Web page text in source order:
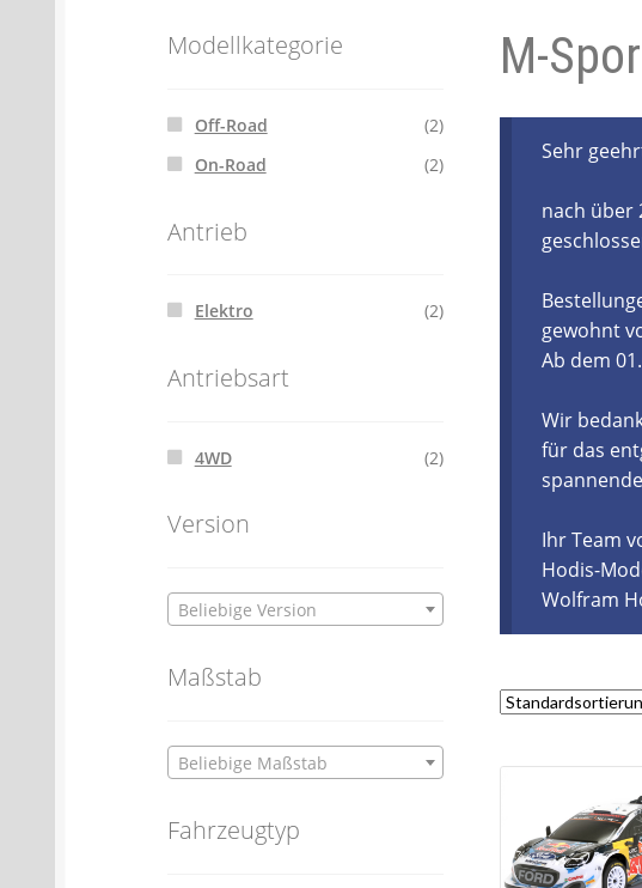
Batterien- und Akku Verordnung Elektro- und
Datenschutzerklärung Impressum
M-
Sehr
nach über
gewohnt
Ab dem
Wir
für das
Ihr Team
Hodis-
Wolfram
Modellkategorie
Off-Road
(2)
On-Road
(2)
Antrieb
Elektro (2)
Antriebsart
4WD (2)
Version
Beliebige Version
Maßstab
Beliebige Maßstab
Fahrzeugtyp